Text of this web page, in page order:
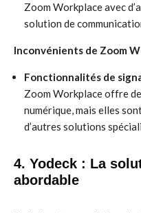
Zoom Workplace avec
solution de
Inconvénients de Zoom
Fonctionnalités de
Zoom Workplace offre
numérique, mais elles
d’autres solutions
4. Yodeck : La
abordable